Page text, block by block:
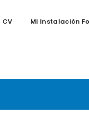
CV Mi Instalación